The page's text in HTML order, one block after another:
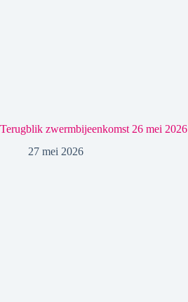
Terugblik zwermbijeenkomst 26 mei 2026
27 mei 2026